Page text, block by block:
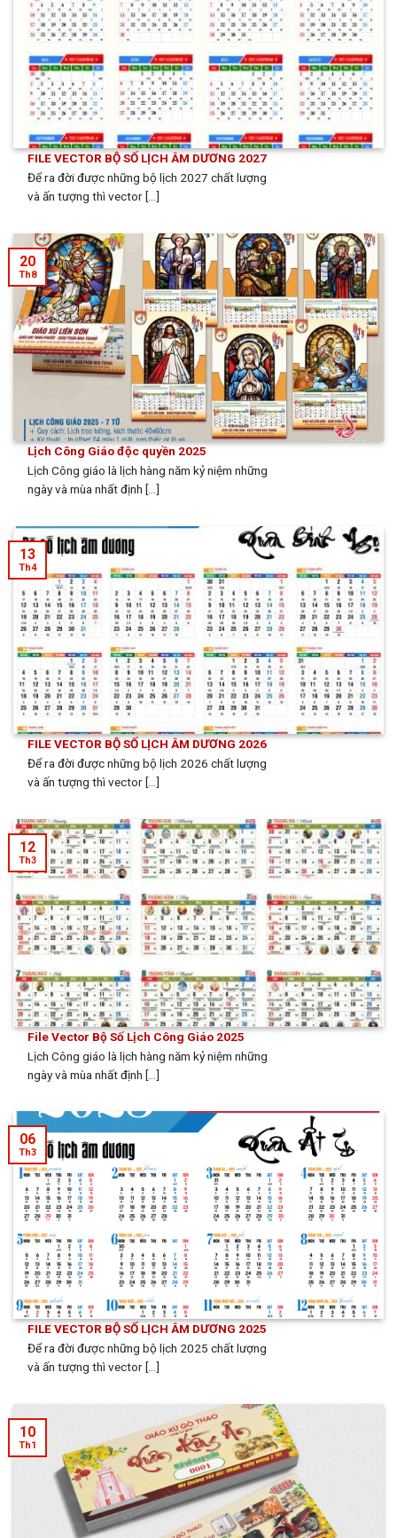
FILE VECTOR BỘ SỐ LỊCH ÂM DƯƠNG 2027
Để ra đời được những bộ lịch 2027 chất lượng
và ấn tượng thì vector [...]
Lịch Công Giáo độc quyền 2025
Lịch Công giáo là lịch hàng năm kỷ niệm những
ngày và mùa nhất định [...]
20
Th8
FILE VECTOR BỘ SỐ LỊCH ÂM DƯƠNG 2026
Để ra đời được những bộ lịch 2026 chất lượng
và ấn tượng thì vector [...]
13
Th4
File Vector Bộ Số Lịch Công Giáo 2025
Lịch Công giáo là lịch hàng năm kỷ niệm những
ngày và mùa nhất định [...]
12
Th3
FILE VECTOR BỘ SỐ LỊCH ÂM DƯƠNG 2025
Để ra đời được những bộ lịch 2025 chất lượng
và ấn tượng thì vector [...]
06
Th3
10
Th1